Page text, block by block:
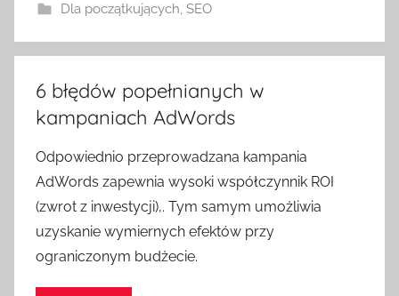
Dla początkujących, SEO
6 błędów popełnianych w
kampaniach AdWords
Odpowiednio przeprowadzana kampania
AdWords zapewnia wysoki współczynnik ROI
(zwrot z inwestycji),. Tym samym umożliwia
uzyskanie wymiernych efektów przy
ograniczonym budżecie.